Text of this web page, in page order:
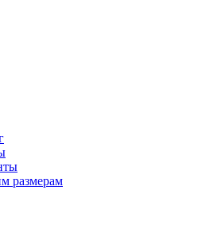
размерам